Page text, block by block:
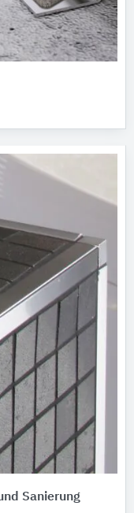
Sanierung